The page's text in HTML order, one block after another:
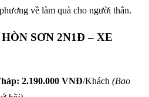
về làm quà cho người thân.
SƠN 2N1Đ – XE
2.190.000 VNĐ/Khách (Bao